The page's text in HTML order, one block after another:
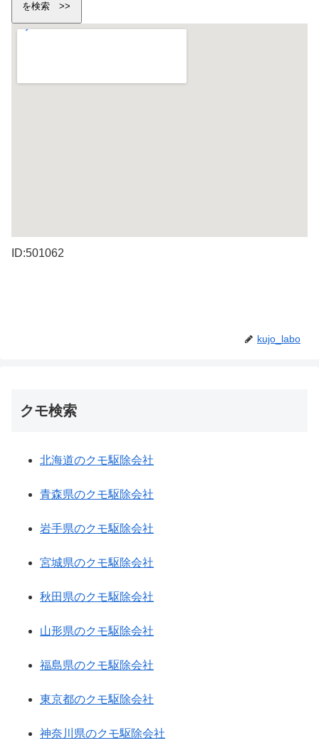
ID:501062
kujo_labo
クモ検索
北海道のクモ駆除会社
青森県のクモ駆除会社
岩手県のクモ駆除会社
宮城県のクモ駆除会社
秋田県のクモ駆除会社
山形県のクモ駆除会社
福島県のクモ駆除会社
東京都のクモ駆除会社
神奈川県のクモ駆除会社